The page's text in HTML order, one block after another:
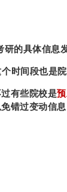
的具体信息发
时间段也是
有些院校是
错过变动信息